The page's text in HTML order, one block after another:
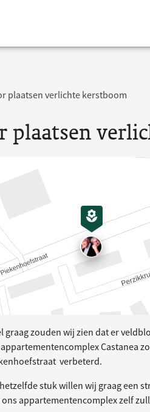
plaatsen verlichte kerstboom
plaatsen
graag zouden wij zien dat er
Castanea
verbeterd.
stuk willen wij graag een
ons appartementencomplex zelf